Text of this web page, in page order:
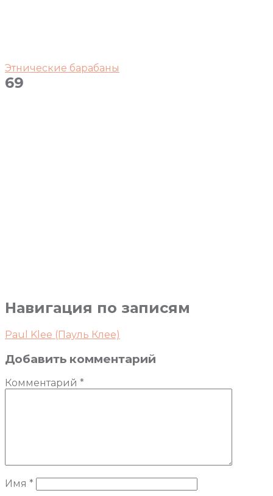
Этнические барабаны
69
Навигация по записям
Paul Klee (Пауль Клее)
Добавить комментарий
Комментарий *
Имя *